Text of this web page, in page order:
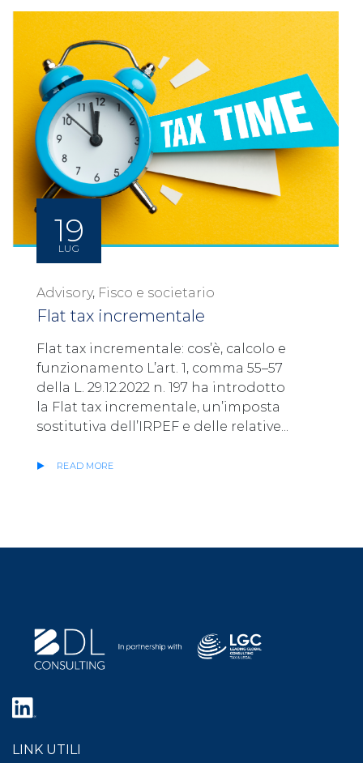
19
LUG
Advisory, Fisco e societario
Flat tax incrementale
Flat tax incrementale: cos’è, calcolo e
funzionamento L’art. 1, comma 55–57
della L. 29.12.2022 n. 197 ha introdotto
la Flat tax incrementale, un’imposta
sostitutiva dell’IRPEF e delle relative...
READ MORE
LINK UTILI